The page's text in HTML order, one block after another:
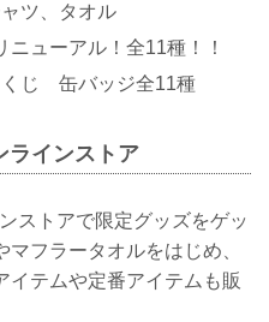
ツ、タオル
ューアル！全11種！！
くじ 缶バッジ全11種
ラインストア
ストアで限定グッズをゲッ
マフラータオルをはじめ、
イテムや定番アイテムも販